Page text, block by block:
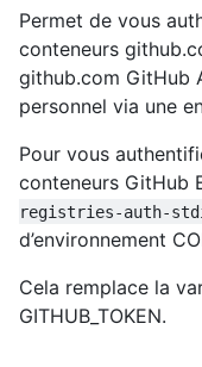
Permet de vous
conteneurs
github.com GitHub
personnel via une
Pour vous
conteneurs GitHub
registries-auth-
d’environnement
Cela remplace la
GITHUB_TOKEN.